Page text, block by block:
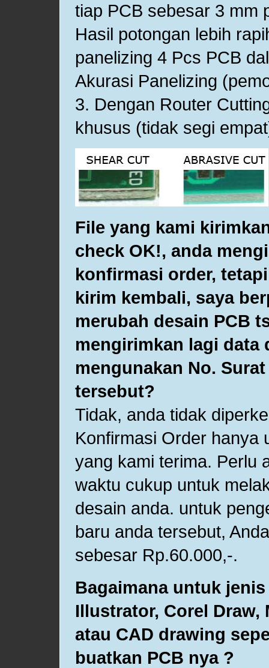
tiap PCB sebesar 3 mm
Hasil potongan lebih
panelizing 4 Pcs PCB
Akurasi Panelizing
3. Dengan Router
khusus (tidak segi
File yang kami
check OK!, anda
konfirmasi order,
kirim kembali, saya
merubah desain PCB
mengirimkan lagi data
mengunakan No.
tersebut?
Tidak, anda tidak
Konfirmasi Order hanya
yang kami terima. Perlu
waktu cukup untuk
desain anda. untuk
baru anda tersebut,
sebesar Rp.60.000,-.
Bagaimana untuk
Illustrator, Corel Draw,
atau CAD drawing
buatkan PCB nya ?